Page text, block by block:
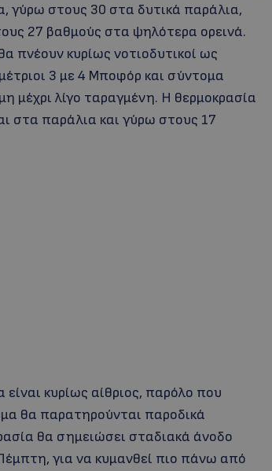
γύρω στους 30 στα δυτικά παράλια,
27 βαθμούς στα ψηλότερα ορεινά.
πνέουν κυρίως νοτιοδυτικοί ως
μέτριοι 3 με 4 Μποφόρ και σύντομα
μέχρι λίγο ταραγμένη. Η θερμοκρασία
στα παράλια και γύρω στους 17
κυρίως αίθριος, παρόλο που
θα παρατηρούνται παροδικά
θα σημειώσει σταδιακά άνοδο
για να κυμανθεί πιο πάνω από